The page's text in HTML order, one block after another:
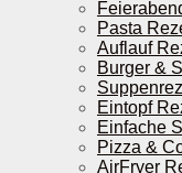
Pasta
Auflauf
Burger &
Eintopf
Einfache
Pizza &
AirFryer